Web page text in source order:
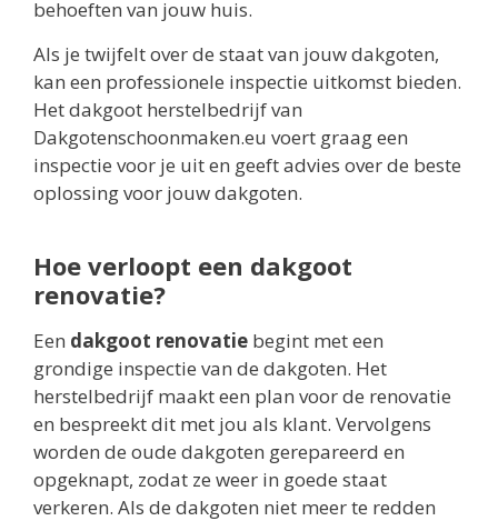
behoeften van jouw huis.
Als je twijfelt over de staat van jouw dakgoten,
kan een professionele inspectie uitkomst bieden.
Het dakgoot herstelbedrijf van
Dakgotenschoonmaken.eu voert graag een
inspectie voor je uit en geeft advies over de beste
oplossing voor jouw dakgoten.
Hoe verloopt een dakgoot
renovatie?
Een dakgoot renovatie begint met een
grondige inspectie van de dakgoten. Het
herstelbedrijf maakt een plan voor de renovatie
en bespreekt dit met jou als klant. Vervolgens
worden de oude dakgoten gerepareerd en
opgeknapt, zodat ze weer in goede staat
verkeren. Als de dakgoten niet meer te redden